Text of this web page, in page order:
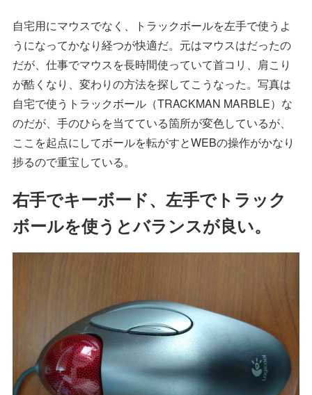
自宅用にマウスでなく、トラックボールを左手で使うよ
うになってかなり経つが快適だ。元はマウスはだったの
だが、仕事でマウスを長時間使っていて首コリ、肩こり
が酷くなり、変わりの方法を探してこうなった。写真は
自宅で使うトラックボール（TRACKMAN MARBLE）な
のだが、手のひらを当てている箇所が変色しているが、
ここを起点にしてボールを転がすとWEBの操作がかなり
捗るので重宝している。
右手でキーボード、左手でトラック
ボールを使うとバランスが良い。